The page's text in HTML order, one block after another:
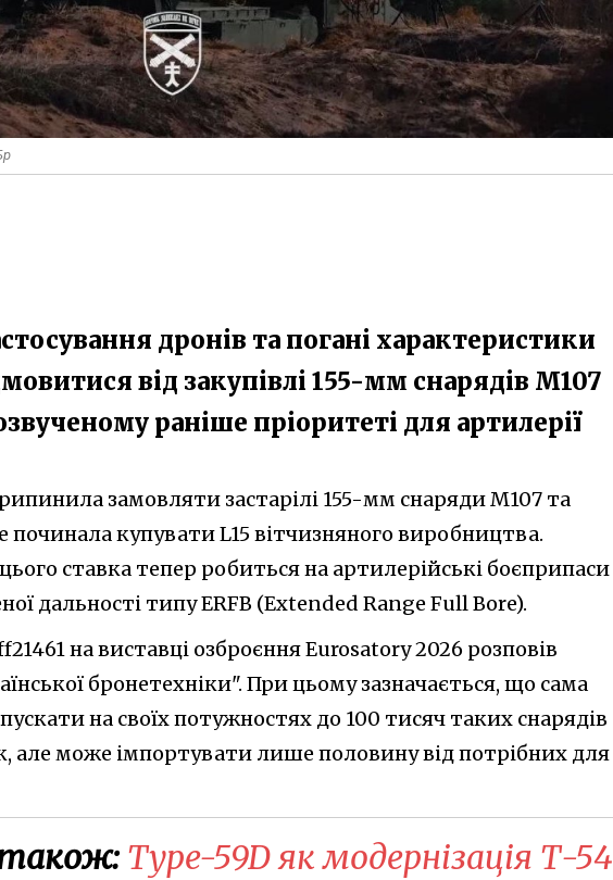
дронів та погані характеристики
від закупівлі 155-мм снарядів M107
раніше пріоритеті для артилерії
замовляти застарілі 155-мм снаряди M107 та
починала купувати L15 вітчизняного виробництва.
ставка тепер робиться на артилерійські боєприпаси
дальності типу ERFB (Extended Range Full Bore).
на виставці озброєння Eurosatory 2026 розповів
бронетехніки". При цьому зазначається, що сама
на своїх потужностях до 100 тисяч таких снарядів
але може імпортувати лише половину від потрібних для
Type-59D як модернізація Т-54